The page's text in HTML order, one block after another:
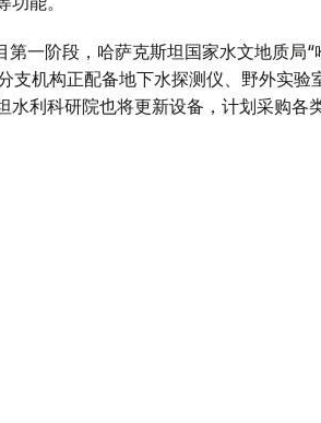
第一阶段，哈萨克斯坦国家水文地质局
支机构正配备地下水探测仪、野外实
水利科研院也将更新设备，计划采购各